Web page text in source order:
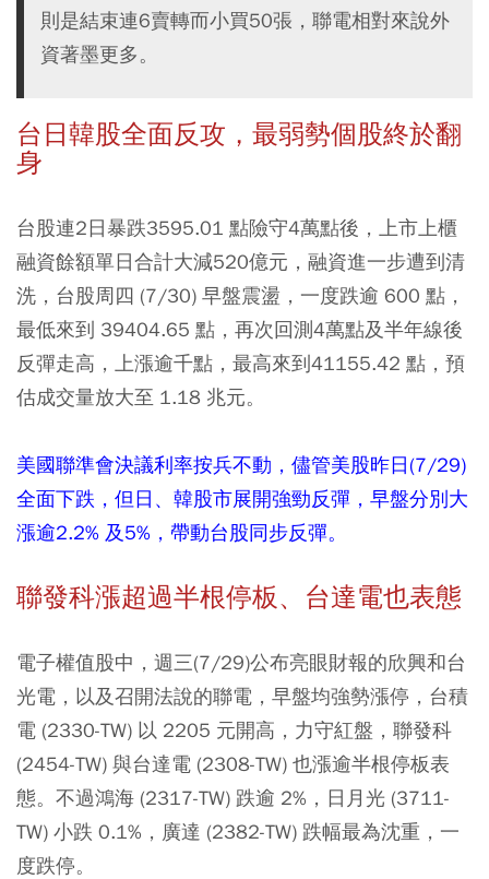
則是結束連6賣轉而小買50張，聯電相對來說外
資著墨更多。
台日韓股全面反攻，最弱勢個股終於翻
身
台股連2日暴跌3595.01 點險守4萬點後，上市上櫃
融資餘額單日合計大減520億元，融資進一步遭到清
洗，台股周四 (7/30) 早盤震盪，一度跌逾 600 點，
最低來到 39404.65 點，再次回測4萬點及半年線後
反彈走高，上漲逾千點，最高來到41155.42 點，預
估成交量放大至 1.18 兆元。
美國聯準會決議利率按兵不動，儘管美股昨日(7/29)
全面下跌，但日、韓股市展開強勁反彈，早盤分別大
漲逾2.2% 及5%，帶動台股同步反彈。
聯發科漲超過半根停板、台達電也表態
電子權值股中，週三(7/29)公布亮眼財報的欣興和台
光電，以及召開法說的聯電，早盤均強勢漲停，台積
電 (2330-TW) 以 2205 元開高，力守紅盤，聯發科
(2454-TW) 與台達電 (2308-TW) 也漲逾半根停板表
態。不過鴻海 (2317-TW) 跌逾 2%，日月光 (3711-
TW) 小跌 0.1%，廣達 (2382-TW) 跌幅最為沈重，一
度跌停。